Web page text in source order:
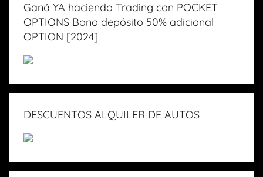
Ganá YA haciendo Trading con POCKET
OPTIONS Bono depósito 50% adicional
OPTION [2024]
DESCUENTOS ALQUILER DE AUTOS